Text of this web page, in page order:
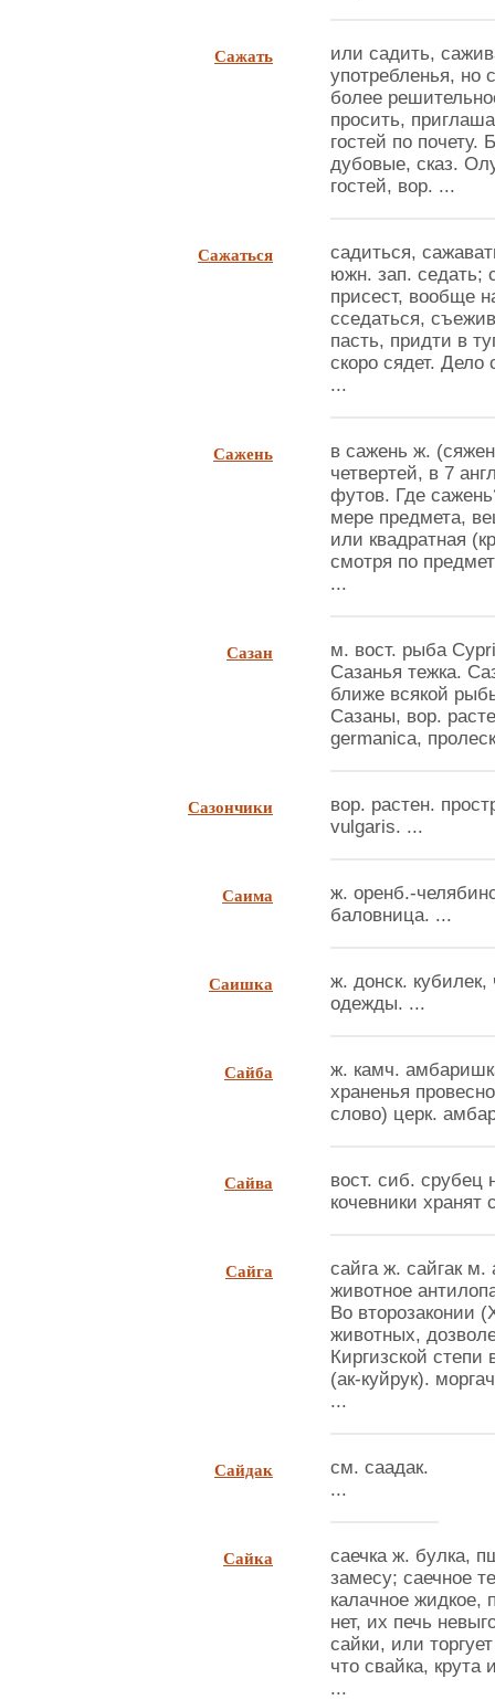
Сажать
или садить,
употребленья, но
более
просить,
гостей по
дубовые, сказ.
гостей, вор. ...
Сажаться
садиться,
южн. зап. седать;
присест, вообще
сседаться,
пасть, придти в
скоро сядет. Дело
...
Сажень
в сажень ж.
четвертей, в 7
футов. Где
мере предмета,
или квадратная
смотря по
...
Сазан
м. вост. рыба
Сазанья тежка.
ближе всякой
Сазаны, вор.
germanica,
Сазончики
вор. растен.
vulgaris. ...
Саима
ж. оренб.-
баловница. ...
Саишка
ж. донск. кубилек,
одежды. ...
Сайба
ж. камч.
храненья
слово) церк.
Сайва
вост. сиб. срубец
кочевники
Сайга
сайга ж. сайгак м.
животное
Во второзаконии
животных,
Киргизской степи
(ак-куйрук).
...
Сайдак
см. саадак.
...
Сайка
саечка ж. булка,
замесу; саечное
калачное жидкое,
нет, их печь
сайки, или
что свайка,
...